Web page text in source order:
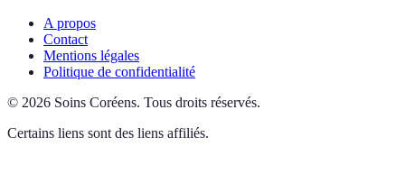
A propos
Contact
Mentions légales
Politique de confidentialité
© 2026 Soins Coréens. Tous droits réservés.
Certains liens sont des liens affiliés.